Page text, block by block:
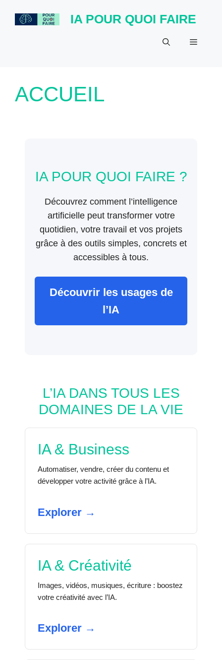
IA POUR QUOI FAIRE
Menu
ACCUEIL
IA POUR QUOI FAIRE ?
Découvrez comment l’intelligence
artificielle peut transformer votre
quotidien, votre travail et vos projets
grâce à des outils simples, concrets et
accessibles à tous.
Découvrir les usages de
l’IA
L’IA DANS TOUS LES
DOMAINES DE LA VIE
IA & Business
Automatiser, vendre, créer du contenu et
développer votre activité grâce à l’IA.
Explorer →
IA & Créativité
Images, vidéos, musiques, écriture : boostez
votre créativité avec l’IA.
Explorer →